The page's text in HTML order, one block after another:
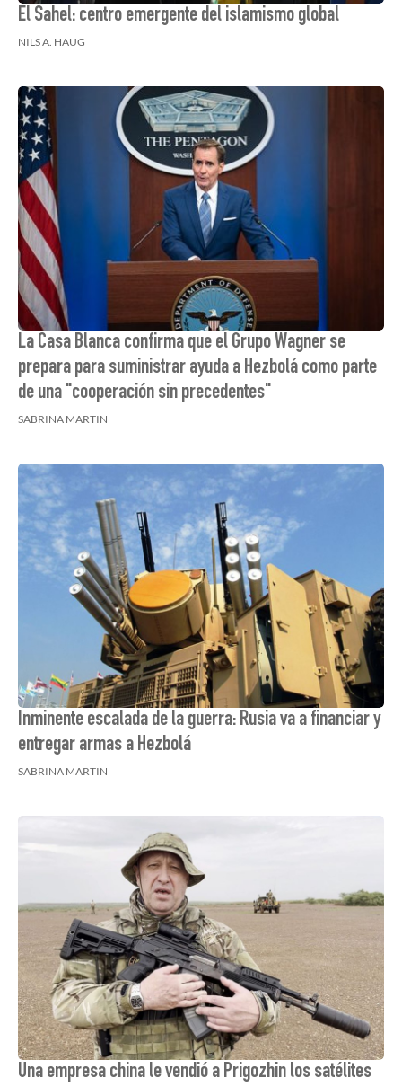
El Sahel: centro emergente del islamismo global
NILS A. HAUG
La Casa Blanca confirma que el Grupo Wagner se
prepara para suministrar ayuda a Hezbolá como parte
de una "cooperación sin precedentes"
SABRINA MARTIN
Inminente escalada de la guerra: Rusia va a financiar y
entregar armas a Hezbolá
SABRINA MARTIN
Una empresa china le vendió a Prigozhin los satélites